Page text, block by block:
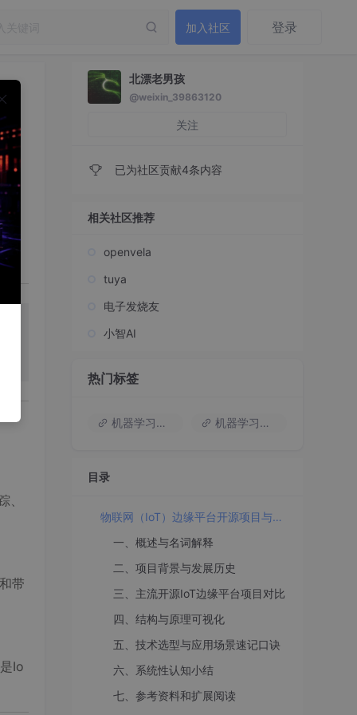
加入社区 登录
带
Io
北漂老男孩
@weixin_39863120
关注
已为社区贡献4条内容
相关社区推荐
openvela
tuya
电子发烧友
小智AI
热门标签
机器学习入门 机器学习基础知识
目录
物联网（IoT）边缘平台开源项目与技术选型全解析
一、概述与名词解释
二、项目背景与发展历史
三、主流开源IoT边缘平台项目对比
四、结构与原理可视化
五、技术选型与应用场景速记口诀
六、系统性认知小结
七、参考资料和扩展阅读